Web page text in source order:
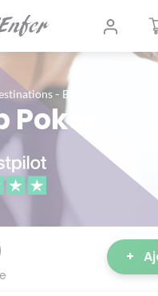
- Budapest
+